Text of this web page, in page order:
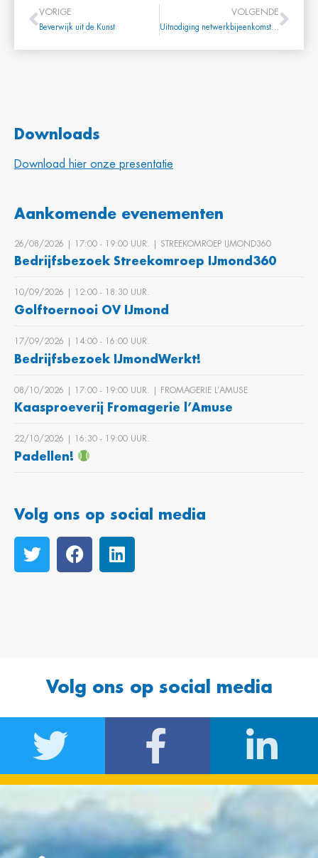
VORIGE
Beverwijk uit de Kunst
VOLGENDE
Uitnodiging netwerkbijeenkomst Forta 22 mei 2025
Downloads
Download hier onze presentatie
Aankomende evenementen
26/08/2026 | 17:00 ‐ 19:00 UUR. | STREEKOMROEP IJMOND360
Bedrijfsbezoek Streekomroep IJmond360
10/09/2026 | 12:00 ‐ 18:30 UUR.
Golftoernooi OV IJmond
17/09/2026 | 14:00 ‐ 16:00 UUR.
Bedrijfsbezoek IJmondWerkt!
08/10/2026 | 17:00 ‐ 19:00 UUR. | FROMAGERIE L’AMUSE
Kaasproeverij Fromagerie l’Amuse
22/10/2026 | 16:30 ‐ 19:00 UUR.
Padellen!
Volg ons op social media
Volg ons op social media